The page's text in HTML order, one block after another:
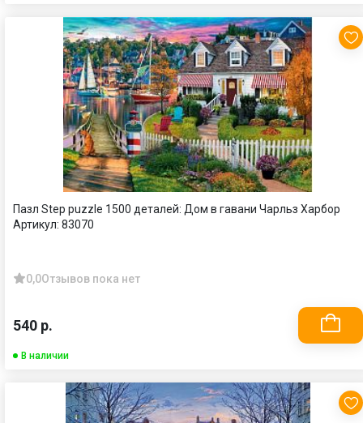
Пазл Step puzzle 1500 деталей: Дом в гавани Чарльз Харбор
Артикул: 83070
0,0Отзывов пока нет
540 р.
В наличии